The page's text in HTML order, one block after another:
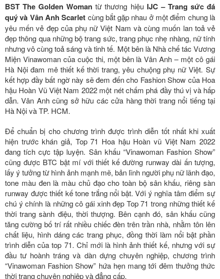
BST The Golden Womantừ thương hiệuIJC – Trang sức đá
quý và Vân Anh Scarlet cùng bắt gặp nhau ở một điểm chung là
yêu mến vẻ đẹp của phụ nữ Việt Nam và cùng muốn lan toả vẻ
đẹp thông qua những bộ trang sức, trang phục nhẹ nhàng, nữ tính
nhưng vô cùng toả sáng và tinh tế. Một bên là Nhà chế tác Vương
Miện Vinawoman của cuộc thi, một bên là Vân Anh – một cô gái
Hà Nội đam mê thiết kế thời trang, yêu chuộng phụ nữ Việt. Sự
kết hợp đầy bất ngờ này sẽ đem đến cho Fashion Show của Hoa
hậu Hoàn Vũ Việt Nam 2022 một nét chấm phá đầy thú vị và hấp
dẫn. Vân Anh cũng sở hữu các cửa hàng thời trang nổi tiếng tại
Hà Nội và TP. HCM.
Để chuẩn bị cho chương trình được trình diễn tốt nhất khi xuất
hiện trước khán giả, Top 71 Hoa hậu Hoàn vũ Việt Nam 2022
đang tích cực tập luyện. Sân khấu “Vinawoman Fashion Show”
cũng được BTC bật mí với thiết kế đường runway dài ấn tượng,
lấy ý tưởng từ hình ảnh mạnh mẽ, bản lĩnh người phụ nữ lãnh đạo,
tone màu đen là màu chủ đạo cho toàn bộ sân khấu, riêng sàn
runway được thiết kế tone trắng nổi bật. Với ý nghĩa tâm điểm sự
chú ý chính là những cô gái xinh đẹp Top 71 trong những thiết kế
thời trang sành điệu, thời thượng. Bên cạnh đó, sân khấu cũng
tăng cường bố trí rất nhiều chiếc đèn trên trần nhà, nhằm tôn lên
chất liệu, hình dáng các trang phục, đồng thời làm nổi bật phần
trình diễn của top 71. Chỉ mới là hình ảnh thiết kế, nhưng với sự
đầu tư hoành tráng và dàn dựng chuyên nghiệp, chương trình
“Vinawoman Fashion Show” hứa hẹn mang tới đêm thưởng thức
thời trang chuyên nghiệp và đẳng cấp.